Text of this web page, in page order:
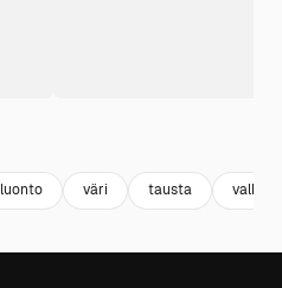
luonto väri tausta